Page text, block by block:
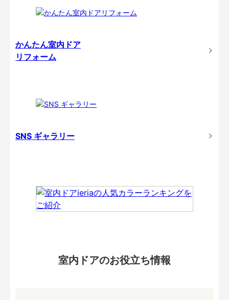
かんたん室内ドア
リフォーム
SNS ギャラリー
室内ドアのお役立ち情報